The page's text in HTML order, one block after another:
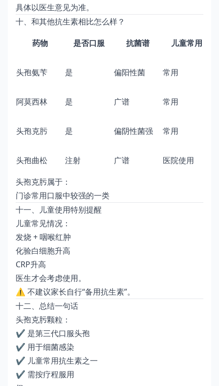
具体以医生意见为准。
十、和其他抗生素相比怎么样？
药物
是否口服 抗菌谱 儿童常用
头孢氨苄 是 偏阳性菌 常用
阿莫西林 是 广谱 常用
头孢克肟 是 偏阴性菌强 常用
头孢曲松 注射 广谱
医院使用
头孢克肟属于：
门诊常用口服中较强的一类
十一、儿童使用特别提醒
儿童常见情况：
发烧 + 咽喉红肿
化验白细胞升高
CRP升高
医生才会考虑使用。
⚠ 不建议家长自行“备用抗生素”。
十二、总结一句话
头孢克肟颗粒：
✔ 是第三代口服头孢
✔ 用于细菌感染
✔ 儿童常用抗生素之一
✔ 需按疗程服用